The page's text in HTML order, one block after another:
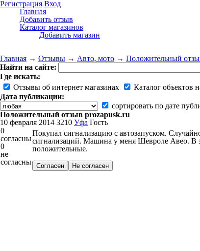
Регистрация Вход
Главная
Добавить отзыв
Каталог магазинов
Добавить магазин
Главная → Отзывы → Авто, мото → Положительный
Найти на сайте:
Где искать:
Отзывы об интернет магазинах
Каталог объектов
Дата публикации:
сортировать по дате
Положительный отзыв prozapusk.ru
10 февраля 2014 3210 Уфа Гость
0
согласны
0
не
согласны
Покупал сигнализацию с автозапуском.
сигнализаций. Машина у меня Шевроле Авео. В
положительные.